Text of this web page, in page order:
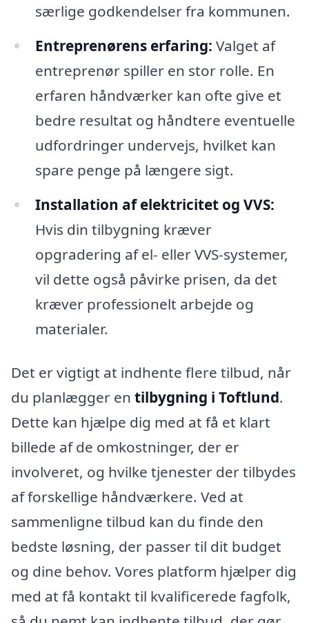
særlige godkendelser fra kommunen.
Entreprenørens erfaring: Valget af
entreprenør spiller en stor rolle. En
erfaren håndværker kan ofte give et
bedre resultat og håndtere eventuelle
udfordringer undervejs, hvilket kan
spare penge på længere sigt.
Installation af elektricitet og VVS:
Hvis din tilbygning kræver
opgradering af el- eller VVS-systemer,
vil dette også påvirke prisen, da det
kræver professionelt arbejde og
materialer.
Det er vigtigt at indhente flere tilbud, når
du planlægger en tilbygning i Toftlund.
Dette kan hjælpe dig med at få et klart
billede af de omkostninger, der er
involveret, og hvilke tjenester der tilbydes
af forskellige håndværkere. Ved at
sammenligne tilbud kan du finde den
bedste løsning, der passer til dit budget
og dine behov. Vores platform hjælper dig
med at få kontakt til kvalificerede fagfolk,